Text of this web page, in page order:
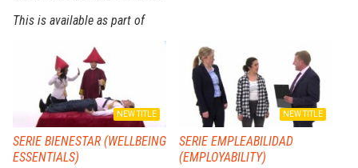
This is available as part of
SERIE BIENESTAR (WELLBEING
ESSENTIALS)
NEW TITLE
SERIE EMPLEABILIDAD
(EMPLOYABILITY)
NEW TITLE